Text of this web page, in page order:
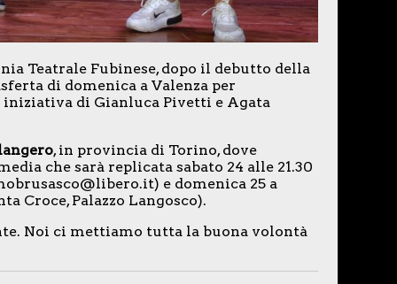
Teatrale Fubinese, dopo il debutto della
di domenica a Valenza per
iniziativa di Gianluca Pivetti e Agata
, in provincia di Torino, dove
che sarà replicata sabato 24 alle 21.30
e domenica 25 a
Croce, Palazzo Langosco).
Noi ci mettiamo tutta la buona volontà